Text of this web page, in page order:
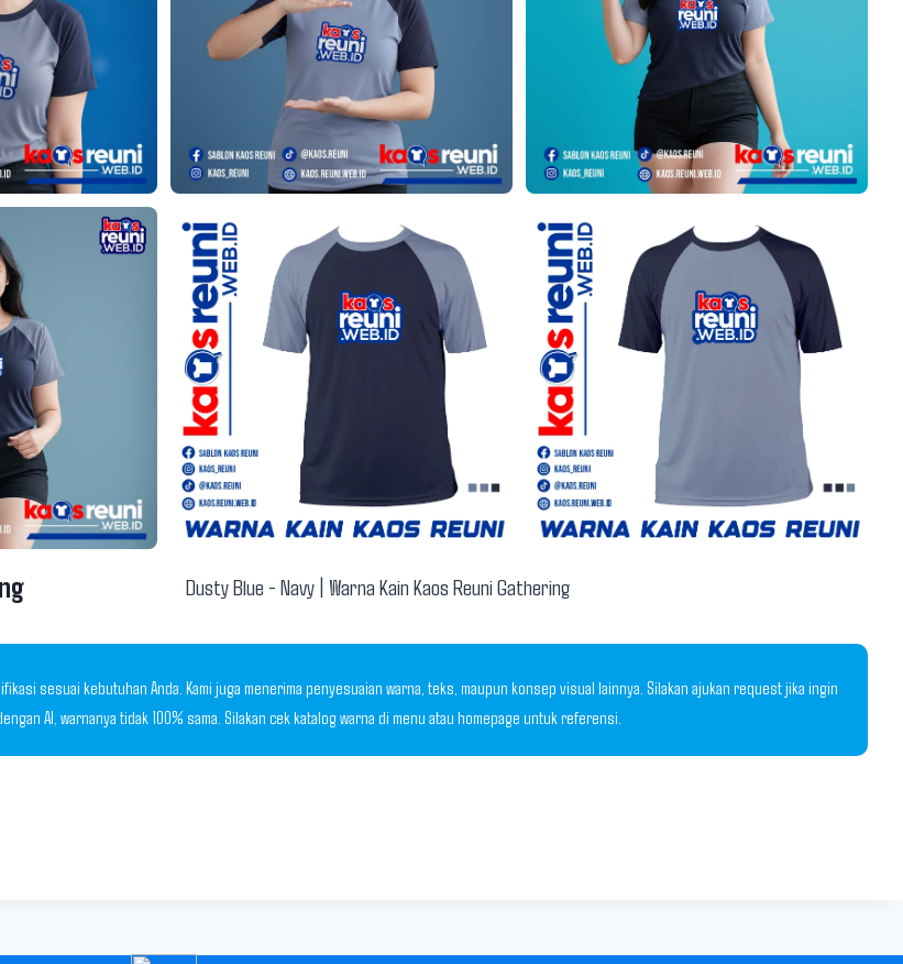
Dusty Blue - Navy | Warna Kain Kaos Reuni Gathering
sesuai kebutuhan Anda. Kami juga menerima penyesuaian warna, teks, maupun konsep visual lainnya. Silakan ajukan request jika ingin
AI, warnanya tidak 100% sama. Silakan cek katalog warna di menu atau homepage untuk referensi.